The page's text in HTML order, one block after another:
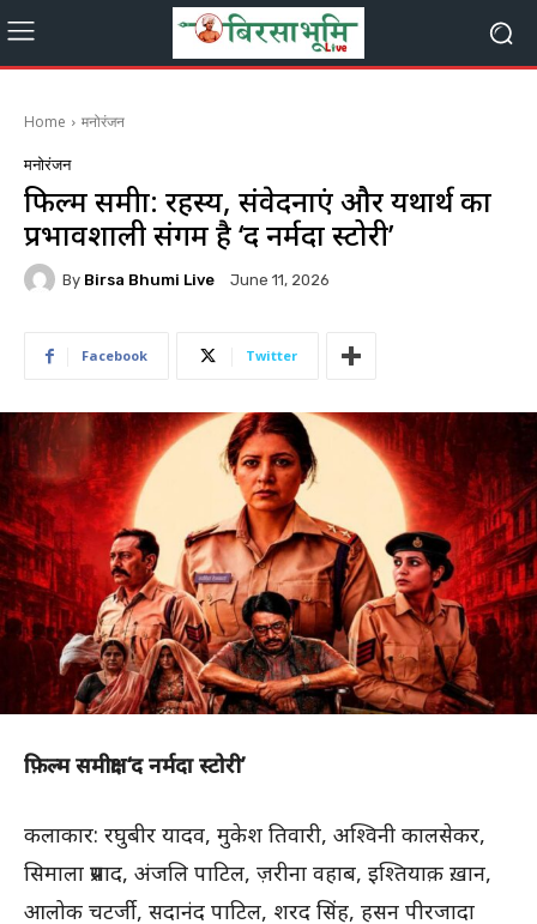
Home मनोरंजन
मनोरंजन
फिल्म समीक्षा: रहस्य, संवेदनाएं और यथार्थ का
प्रभावशाली संगम है ‘द नर्मदा स्टोरी’
By Birsa Bhumi Live June 11, 2026
Facebook Twitter
फ़िल्म समीक्षा: ‘द नर्मदा स्टोरी’
कलाकार: रघुबीर यादव, मुकेश तिवारी, अश्विनी कालसेकर,
सिमाला प्रसाद, अंजलि पाटिल, ज़रीना वहाब, इश्तियाक़ ख़ान,
आलोक चटर्जी, सदानंद पाटिल, शरद सिंह, हसन पीरजादा